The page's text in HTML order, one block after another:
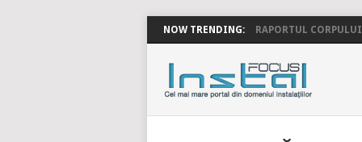
NOW TRENDING: RAPORTUL